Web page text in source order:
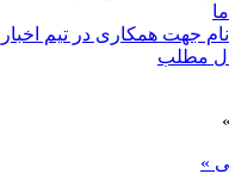
جهت همکاری در تیم
مطلب
»